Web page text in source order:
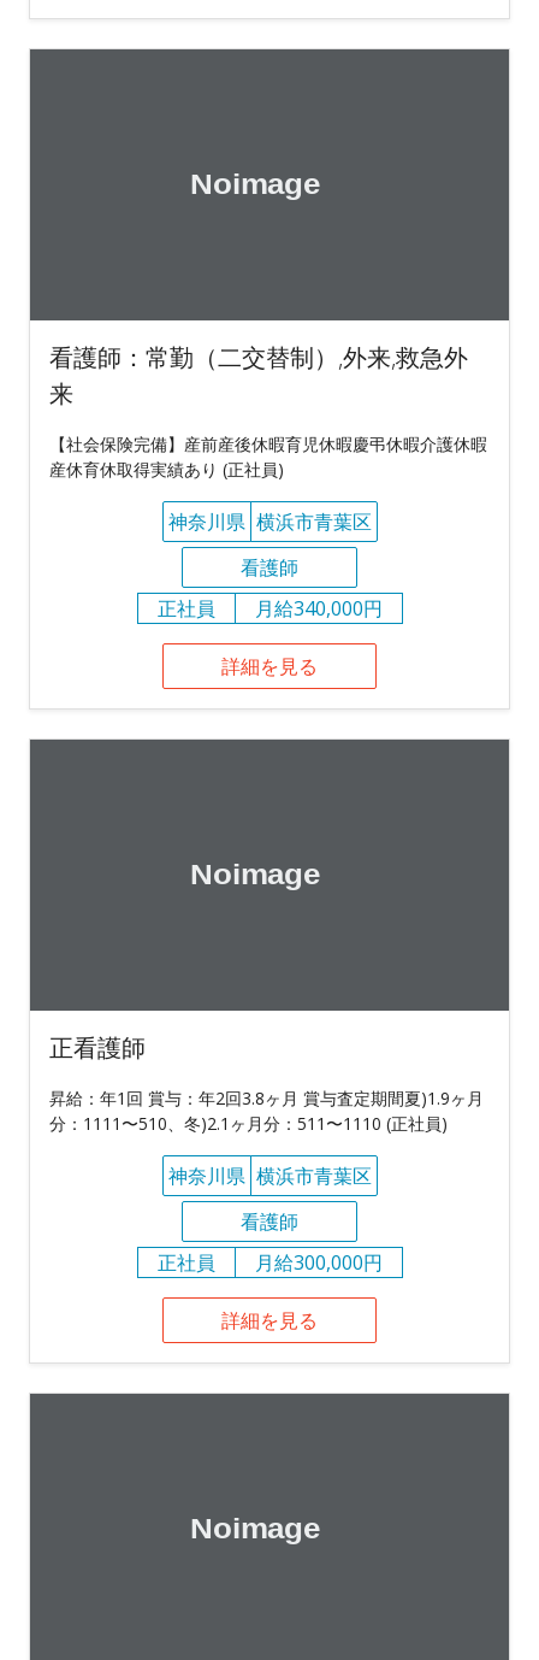
看護師：常勤（二交替制）,外来,救急外
来
【社会保険完備】産前産後休暇育児休暇慶弔休暇介護休暇
産休育休取得実績あり (正社員)
神奈川県 横浜市青葉区
看護師
正社員
月給340,000円
詳細を見る
正看護師
昇給：年1回 賞与：年2回3.8ヶ月 賞与査定期間夏)1.9ヶ月
分：1111〜510、冬)2.1ヶ月分：511〜1110 (正社員)
神奈川県 横浜市青葉区
看護師
正社員
月給300,000円
詳細を見る